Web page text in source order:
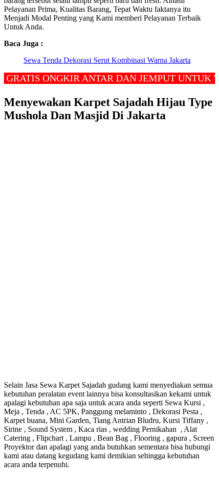
Pelayanan Prima, Kualitas Barang, Tepat Waktu faktanya itu
Menjadi Modal Penting yang Kami memberi Pelayanan Terbaik
Untuk Anda.
Baca Juga :
Sewa Tenda Dekorasi Serut Kombinasi Warna Jakarta
ONGKIR ANTAR DAN JEMPUT UNTUK
Menyewakan Karpet Sajadah Hijau Type
Mushola Dan Masjid Di Jakarta
Selain Jasa Sewa Karpet Sajadah gudang kami menyediakan semua
kebutuhan peralatan event lainnya bisa konsultasikan kekami untuk
apalagi kebutuhan apa saja untuk acara anda seperti Sewa Kursi ,
Meja , Tenda , AC 5PK, Panggung melaminto , Dekorasi Pesta ,
Karpet buana, Mini Garden, Tiang Antrian Bludru, Kursi Tiffany ,
Sirine , Sound System , Kaca rias , wedding Pernikahan , Alat
Catering , Flipchart , Lampu , Bean Bag , Flooring , gapura , Screen
Proyektor dan apalagi yang anda butuhkan sementara bisa hubungi
kami atau datang kegudang kami demikian sehingga kebutuhan
acara anda terpenuhi.